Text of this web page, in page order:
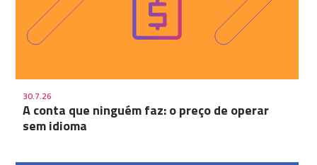
30.7.26
A conta que ninguém faz: o preço de operar
sem idioma